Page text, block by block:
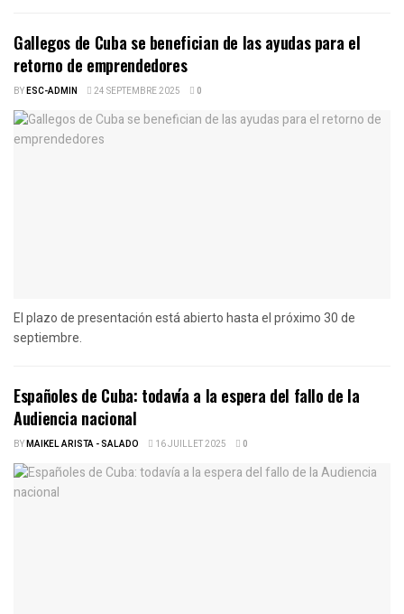
Gallegos de Cuba se benefician de las ayudas para el
retorno de emprendedores
BYESC-ADMIN 24 SEPTEMBRE 2025 0
El plazo de presentación está abierto hasta el próximo 30 de
septiembre.
Españoles de Cuba: todavía a la espera del fallo de la
Audiencia nacional
BYMAIKEL ARISTA - SALADO 16 JUILLET 2025 0